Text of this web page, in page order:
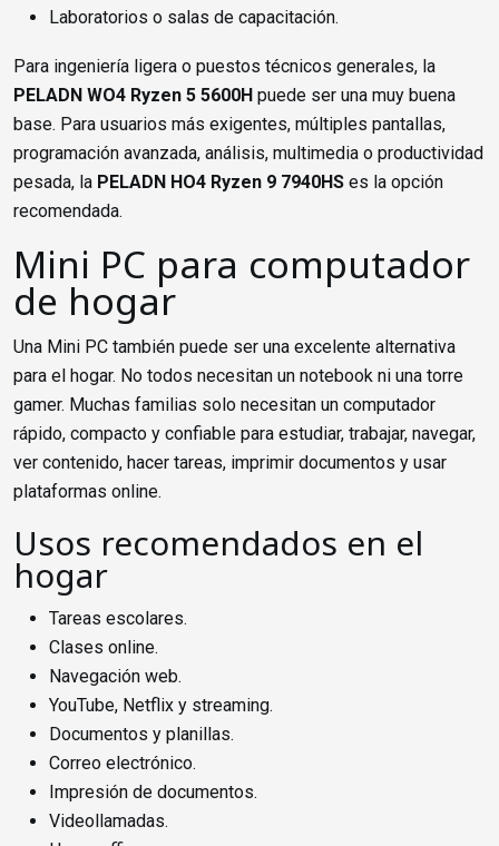
Laboratorios o salas de capacitación.
Para ingeniería ligera o puestos técnicos generales, la
PELADN WO4 Ryzen 5 5600H puede ser una muy buena
base. Para usuarios más exigentes, múltiples pantallas,
programación avanzada, análisis, multimedia o productividad
pesada, la PELADN HO4 Ryzen 9 7940HS es la opción
recomendada.
Mini PC para computador
de hogar
Una Mini PC también puede ser una excelente alternativa
para el hogar. No todos necesitan un notebook ni una torre
gamer. Muchas familias solo necesitan un computador
rápido, compacto y confiable para estudiar, trabajar, navegar,
ver contenido, hacer tareas, imprimir documentos y usar
plataformas online.
Usos recomendados en el
hogar
Tareas escolares.
Clases online.
Navegación web.
YouTube, Netflix y streaming.
Documentos y planillas.
Correo electrónico.
Impresión de documentos.
Videollamadas.